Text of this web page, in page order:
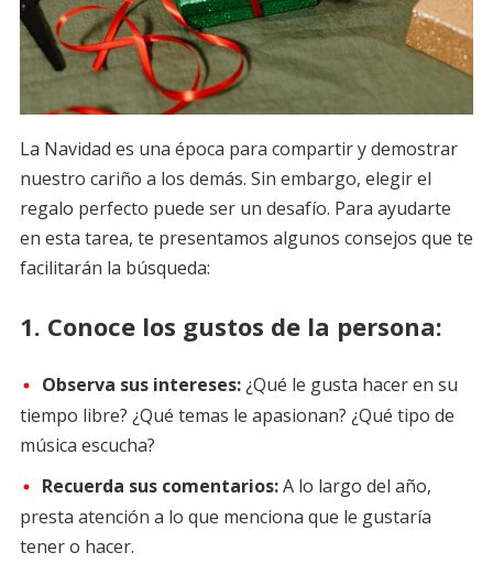
La Navidad es una época para compartir y demostrar
nuestro cariño a los demás. Sin embargo, elegir el
regalo perfecto puede ser un desafío. Para ayudarte
en esta tarea, te presentamos algunos consejos que te
facilitarán la búsqueda:
1. Conoce los gustos de la persona:
Observa sus intereses:¿Qué le gusta hacer en su
tiempo libre? ¿Qué temas le apasionan? ¿Qué tipo de
música escucha?
Recuerda sus comentarios:A lo largo del año,
presta atención a lo que menciona que le gustaría
tener o hacer.